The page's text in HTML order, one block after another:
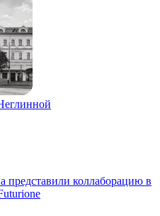
представили коллаборацию в